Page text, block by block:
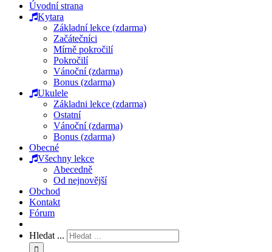
Úvodní strana
Kytara
Základní lekce (zdarma)
Začátečníci
Mírně pokročilí
Pokročilí
Vánoční (zdarma)
Bonus (zdarma)
Ukulele
Základni lekce (zdarma)
Ostatní
Vánoční (zdarma)
Bonus (zdarma)
Obecné
Všechny lekce
Abecedně
Od nejnovější
Obchod
Kontakt
Fórum
Hledat ...